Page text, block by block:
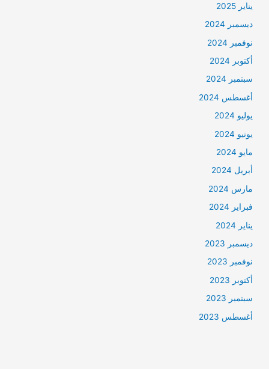
يناير 2025
ديسمبر 2024
نوفمبر 2024
أكتوبر 2024
سبتمبر 2024
أغسطس 2024
يوليو 2024
يونيو 2024
مايو 2024
أبريل 2024
مارس 2024
فبراير 2024
يناير 2024
ديسمبر 2023
نوفمبر 2023
أكتوبر 2023
سبتمبر 2023
أغسطس 2023